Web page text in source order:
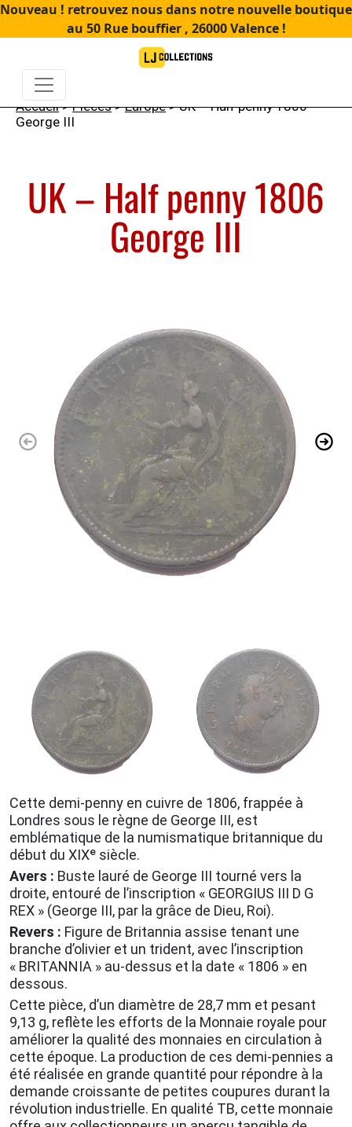
Nouveau ! retrouvez nous dans notre nouvelle boutique
au 50 Rue bouffier , 26000 Valence !
Accueil>Pièces>Europe> UK – Half penny 1806
George III
UK – Half penny 1806
George III
Cette demi-penny en cuivre de 1806, frappée à
Londres sous le règne de George III, est
emblématique de la numismatique britannique du
début du XIXᵉ siècle.
Avers : Buste lauré de George III tourné vers la
droite, entouré de l’inscription « GEORGIUS III D G
REX » (George III, par la grâce de Dieu, Roi).
Revers : Figure de Britannia assise tenant une
branche d’olivier et un trident, avec l’inscription
« BRITANNIA » au-dessus et la date « 1806 » en
dessous.
Cette pièce, d’un diamètre de 28,7 mm et pesant
9,13 g, reflète les efforts de la Monnaie royale pour
améliorer la qualité des monnaies en circulation à
cette époque. La production de ces demi-pennies a
été réalisée en grande quantité pour répondre à la
demande croissante de petites coupures durant la
révolution industrielle. En qualité TB, cette monnaie